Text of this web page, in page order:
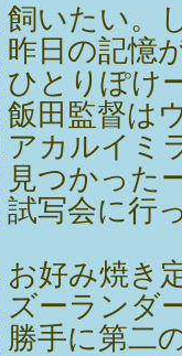
飼いたい。
昨日の記憶
ひとりぽけ
飯田監督は
アカルイミ
見つかった
試写会に行
お好み焼き
ズーランダ
勝手に第二